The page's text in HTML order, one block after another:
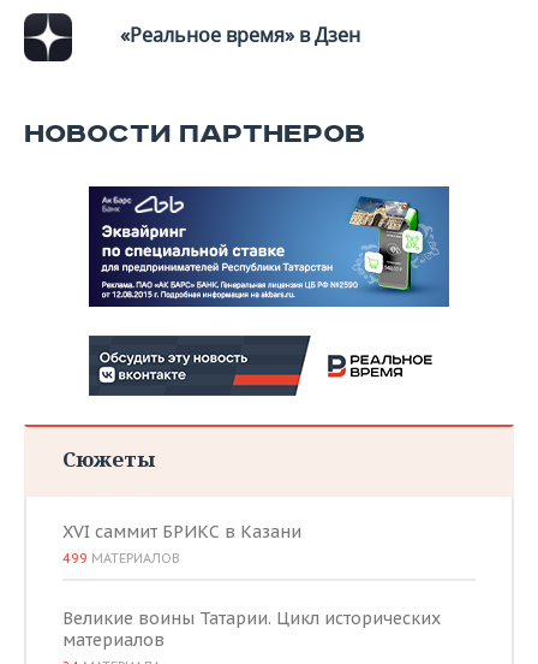
«Реальное время» в Дзен
НОВОСТИ ПАРТНЕРОВ
Сюжеты
XVI саммит БРИКС в Казани
499 МАТЕРИАЛОВ
Великие воины Татарии. Цикл исторических
материалов